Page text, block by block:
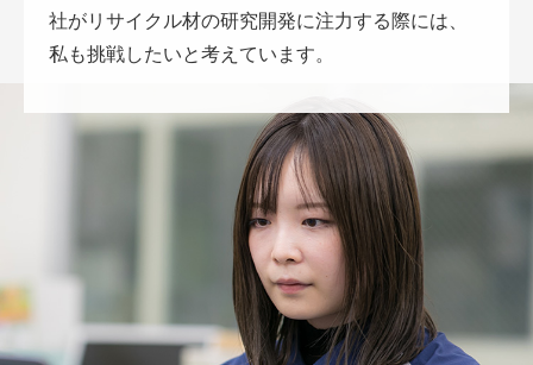
社がリサイクル材の研究開発に注力する際には、
私も挑戦したいと考えています。